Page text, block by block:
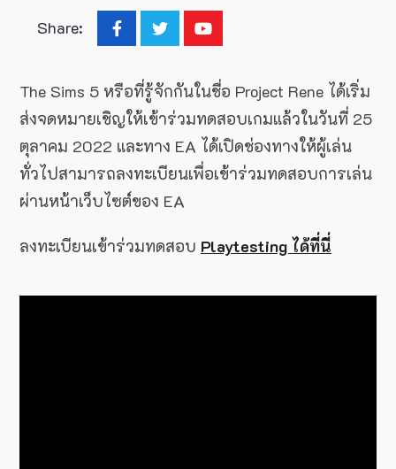
Share:
The Sims 5 หรือที่รู้จักกันในชื่อ Project Rene ได้เริ่ม
ส่งจดหมายเชิญให้เข้าร่วมทดสอบเกมแล้วในวันที่ 25
ตุลาคม 2022 และทาง EA ได้เปิดช่องทางให้ผู้เล่น
ทั่วไปสามารถลงทะเบียนเพื่อเข้าร่วมทดสอบการเล่น
ผ่านหน้าเว็บไซต์ของ EA
ลงทะเบียนเข้าร่วมทดสอบ Playtesting ได้ที่นี่